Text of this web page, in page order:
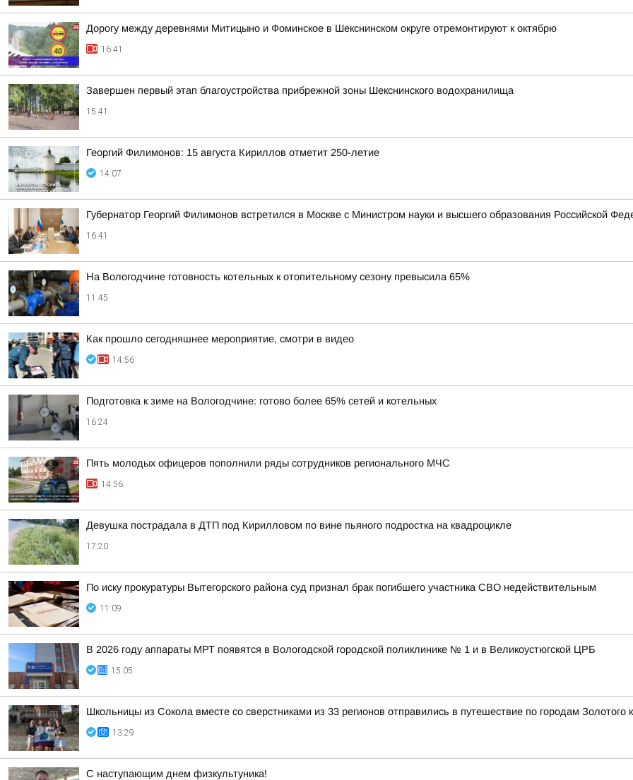
Дорогу между деревнями Митицыно и Фоминское в Шекснинском округе отремонтируют к октябрю
16:41
Завершен первый этап благоустройства прибрежной зоны Шекснинского водохранилища
15:41
Георгий Филимонов: 15 августа Кириллов отметит 250-летие
14:07
Губернатор Георгий Филимонов встретился в Москве с Министром науки и высшего образования Российской
16:41
На Вологодчине готовность котельных к отопительному сезону превысила 65%
11:45
Как прошло сегодняшнее мероприятие, смотри в видео
14:56
Подготовка к зиме на Вологодчине: готово более 65% сетей и котельных
16:24
Пять молодых офицеров пополнили ряды сотрудников регионального МЧС
14:56
Девушка пострадала в ДТП под Кирилловом по вине пьяного подростка на квадроцикле
17:20
По иску прокуратуры Вытегорского района суд признал брак погибшего участника СВО недействительным
11:09
В 2026 году аппараты МРТ появятся в Вологодской городской поликлинике № 1 и в Великоустюгской ЦРБ
15:05
Школьницы из Сокола вместе со сверстниками из 33 регионов отправились в путешествие по городам Золотого
13:29
С наступающим днем физкультуника!